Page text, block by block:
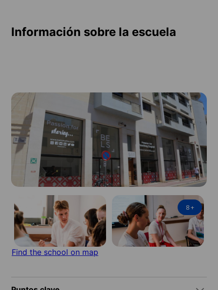
Información sobre la escuela
8+
Find the school on map